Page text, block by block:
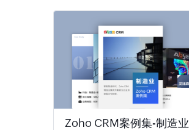
Zoho CRM案例集-制造业